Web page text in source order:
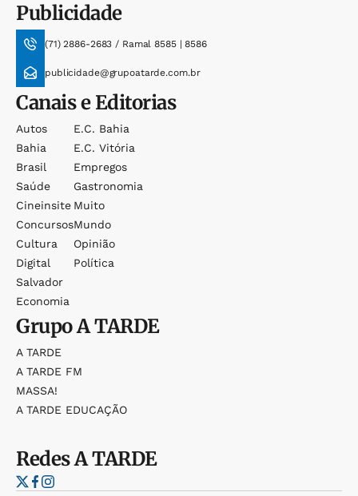
Publicidade
(71) 2886-2683 / Ramal 8585 | 8586
publicidade@grupoatarde.com.br
Canais e Editorias
Autos
Bahia
Brasil
Saúde
Cineinsite
Concursos
Cultura
Digital
Salvador
Economia
E.c. Bahia
E.c. Vitória
Empregos
Gastronomia
Muito
Mundo
Opinião
Política
GrupoA TARDE
A TARDE
A TARDE FM
MASSA!
A TARDE EDUCAÇÃO
RedesA TARDE